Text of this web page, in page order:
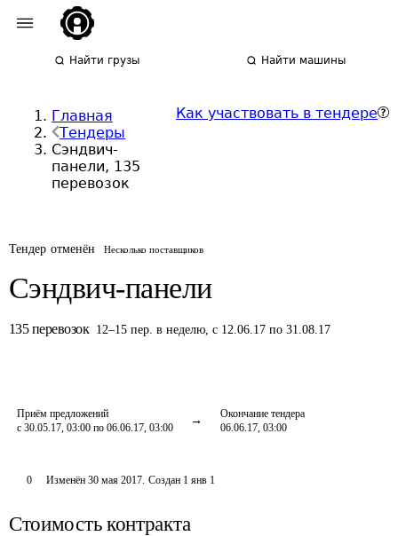
Найти грузы Найти машины
Главная
Тендеры
Сэндвич-
панели, 135
перевозок
Как участвовать в тендере
Тендер отменён Несколько поставщиков
Сэндвич-панели
135 перевозок 12–15 пер. в неделю,с 12.06.17 по 31.08.17
Приём предложений
с 30.05.17, 03:00 по 06.06.17, 03:00
Окончание тендера
06.06.17, 03:00
0 Изменён 30 мая 2017. Создан 1 янв 1
Стоимость контракта